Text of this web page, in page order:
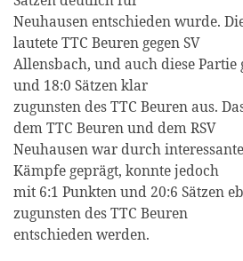
Neuhausen entschieden wurde.
lautete TTC Beuren gegen SV
Allensbach, und auch diese Partie
und 18:0 Sätzen klar
zugunsten des TTC Beuren aus.
dem TTC Beuren und dem RSV
Neuhausen war durch
Kämpfe geprägt, konnte jedoch
mit 6:1 Punkten und 20:6 Sätzen
zugunsten des TTC Beuren
entschieden werden.